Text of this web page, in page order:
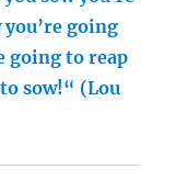
going
going to reap
sow!“ (Lou